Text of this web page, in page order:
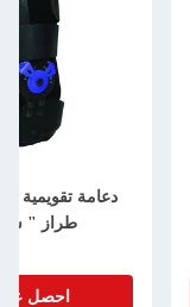
دعامة تقويمية
طراز " سي
احصل